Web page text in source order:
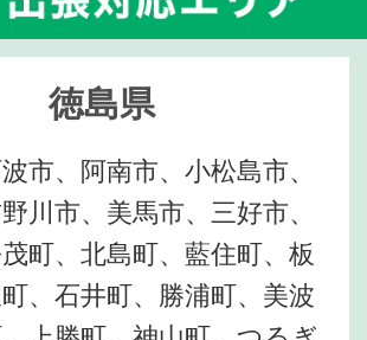
徳島県
市、阿南市、小松島市、
川市、美馬市、三好市、
町、北島町、藍住町、板
、石井町、勝浦町、美波